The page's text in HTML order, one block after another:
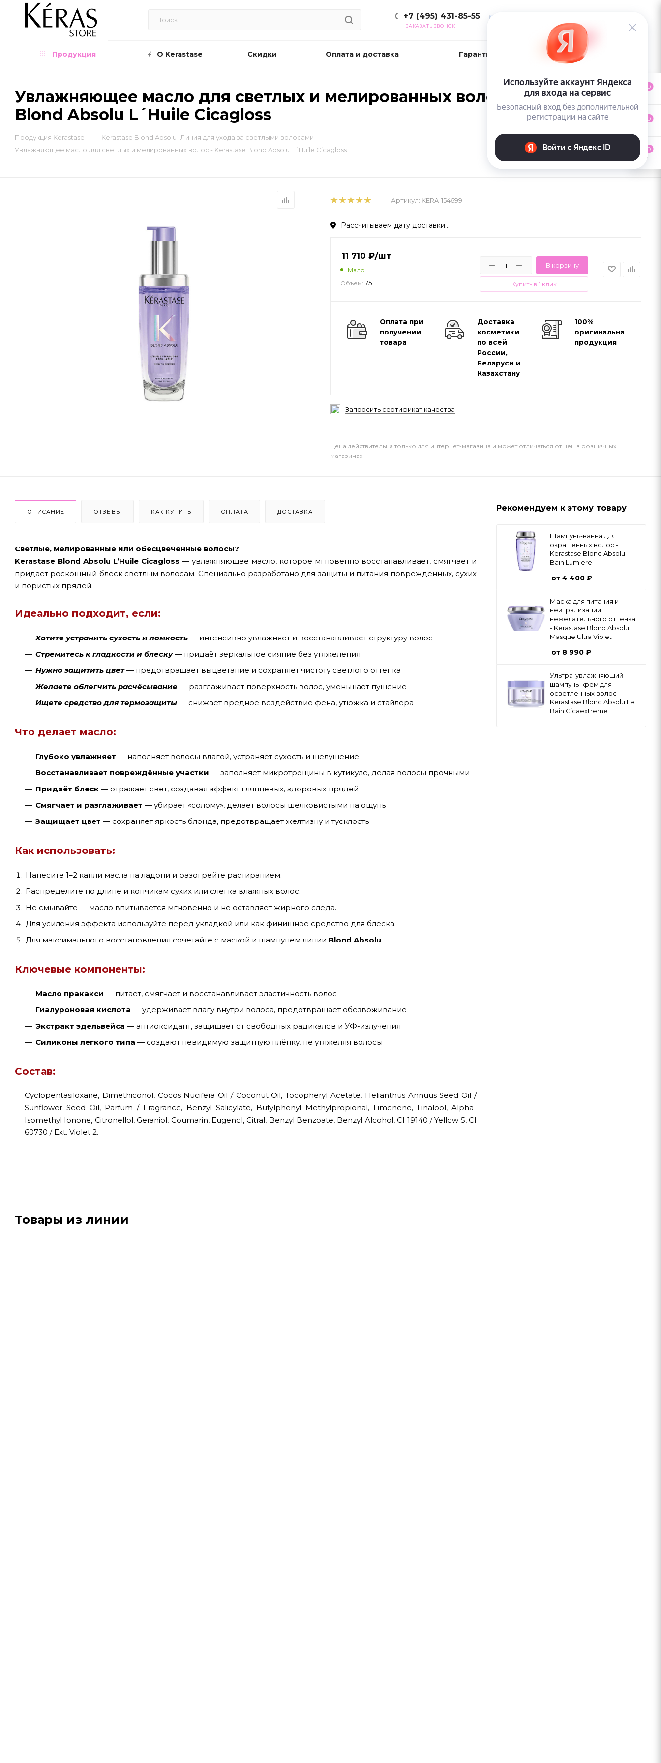
+7 (495) 431-85-55
ЗАКАЗАТЬ ЗВОНОК
Продукция О Kerastase Скидки Оплата и доставка Гарантии и возврат
Увлажняющее масло для светлых и мелированных волос - Kerastase
Blond Absolu L´Huile Cicagloss
Продукция Kerastase — Kerastase Blond Absolu -Линия для ухода за светлыми волосами —
Увлажняющее масло для светлых и мелированных волос - Kerastase Blond Absolu L´Huile Cicagloss
Артикул: KERA-154699
Рассчитываем дату доставки...
11 710 ₽/шт
Мало
Объем: 75
В корзину
Купить в 1 клик
Оплата при
получении
товара
Доставка
косметики
по всей
России,
Беларуси и
Казахстану
100%
оригинальная
продукция
Запросить сертификат качества
Цена действительна только для интернет-магазина и может отличаться от цен в розничных
магазинах
ОПИСАНИЕ ОТЗЫВЫ КАК КУПИТЬ ОПЛАТА ДОСТАВКА
Светлые, мелированные или обесцвеченные волосы?
Kerastase Blond Absolu L’Huile Cicagloss — увлажняющее масло, которое мгновенно восстанавливает, смягчает и
придаёт роскошный блеск светлым волосам. Специально разработано для защиты и питания повреждённых, сухих
и пористых прядей.
Идеально подходит, если:
Хотите устранить сухость и ломкость — интенсивно увлажняет и восстанавливает структуру волос
Стремитесь к гладкости и блеску— придаёт зеркальное сияние без утяжеления
Нужно защитить цвет— предотвращает выцветание и сохраняет чистоту светлого оттенка
Желаете облегчить расчёсывание — разглаживает поверхность волос, уменьшает пушение
Ищете средство для термозащиты — снижает вредное воздействие фена, утюжка и стайлера
Что делает масло:
Глубоко увлажняет — наполняет волосы влагой, устраняет сухость и шелушение
Восстанавливает повреждённые участки — заполняет микротрещины в кутикуле, делая волосы прочными
Придаёт блеск — отражает свет, создавая эффект глянцевых, здоровых прядей
Смягчает и разглаживает — убирает «солому», делает волосы шелковистыми на ощупь
Защищает цвет — сохраняет яркость блонда, предотвращает желтизну и тусклость
Как использовать:
Нанесите 1–2 капли масла на ладони и разогрейте растиранием.
Распределите по длине и кончикам сухих или слегка влажных волос.
Не смывайте — масло впитывается мгновенно и не оставляет жирного следа.
Для усиления эффекта используйте перед укладкой или как финишное средство для блеска.
Для максимального восстановления сочетайте с маской и шампунем линии Blond Absolu.
Ключевые компоненты:
Масло пракакси — питает, смягчает и восстанавливает эластичность волос
Гиалуроновая кислота — удерживает влагу внутри волоса, предотвращает обезвоживание
Экстракт эдельвейса — антиоксидант, защищает от свободных радикалов и УФ-излучения
Силиконы легкого типа — создают невидимую защитную плёнку, не утяжеляя волосы
Состав:
Cyclopentasiloxane, Dimethiconol, Cocos Nucifera Oil / Coconut Oil, Tocopheryl Acetate, Helianthus Annuus Seed Oil /
Sunflower Seed Oil, Parfum / Fragrance, Benzyl Salicylate, Butylphenyl Methylpropional, Limonene, Linalool, Alpha-
Isomethyl Ionone, Citronellol, Geraniol, Coumarin, Eugenol, Citral, Benzyl Benzoate, Benzyl Alcohol, CI 19140 / Yellow 5, CI
60730 / Ext. Violet 2.
Рекомендуем к этому товару
Шампунь-ванна для
окрашенных волос -
Kerastase Blond Absolu
Bain Lumiere
от 4 400 ₽
Маска для питания и
нейтрализации
нежелательного оттенка
- Kerastase Blond Absolu
Masque Ultra Violet
от 8 990 ₽
Ультра-увлажняющий
шампунь-крем для
осветленных волос -
Kerastase Blond Absolu Le
Bain Cicaextreme
Товары из линии
0
0
0